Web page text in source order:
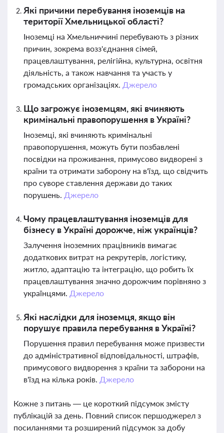
Які причини перебування іноземців на
території Хмельницької області?
Іноземці на Хмельниччині перебувають з різних
причин, зокрема возз'єднання сімей,
працевлаштування, релігійна, культурна, освітня
діяльність, а також навчання та участь у
громадських організаціях. Джерело
Що загрожує іноземцям, які вчиняють
кримінальні правопорушення в Україні?
Іноземці, які вчиняють кримінальні
правопорушення, можуть бути позбавлені
посвідки на проживання, примусово видворені з
країни та отримати заборону на в'їзд, що свідчить
про суворе ставлення держави до таких
порушень. Джерело
Чому працевлаштування іноземців для
бізнесу в Україні дорожче, ніж українців?
Залучення іноземних працівників вимагає
додаткових витрат на рекрутерів, логістику,
житло, адаптацію та інтеграцію, що робить їх
працевлаштування значно дорожчим порівняно з
українцями. Джерело
Які наслідки для іноземця, якщо він
порушує правила перебування в Україні?
Порушення правил перебування може призвести
до адміністративної відповідальності, штрафів,
примусового видворення з країни та заборони на
в'їзд на кілька років. Джерело
Кожне з питань — це короткий підсумок змісту
публікацій за день. Повний список першоджерел з
посиланнями та розширений підсумок за добу